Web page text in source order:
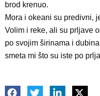
brod krenuo.
Mora i okeani su predivni,
Volim i reke, ali su prljave
po svojim širinama i
smeta mi što su iste po